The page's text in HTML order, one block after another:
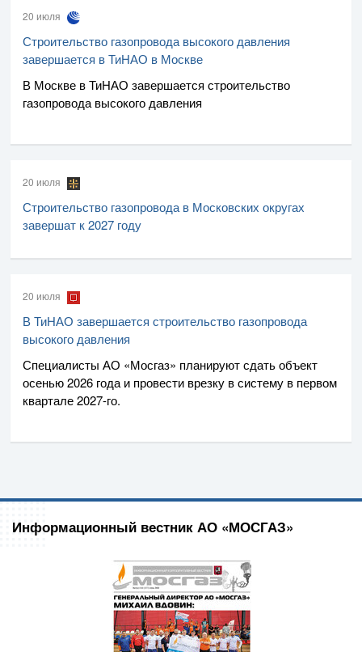
20 июля
Строительство газопровода высокого давления
завершается в ТиНАО в Москве
В Москве в ТиНАО завершается строительство
газопровода высокого давления
20 июля
Строительство газопровода в Московских округах
завершат к 2027 году
20 июля
В ТиНАО завершается строительство газопровода
высокого давления
Специалисты АО «Мосгаз» планируют сдать объект
осенью 2026 года и провести врезку в систему в первом
квартале2027-го.
Информационный вестник АО «МОСГАЗ»